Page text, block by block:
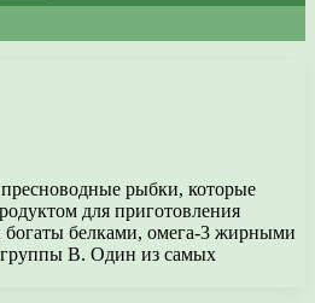
рыбки, которые
для приготовления
белками, омега-3 жирными
В. Один из самых